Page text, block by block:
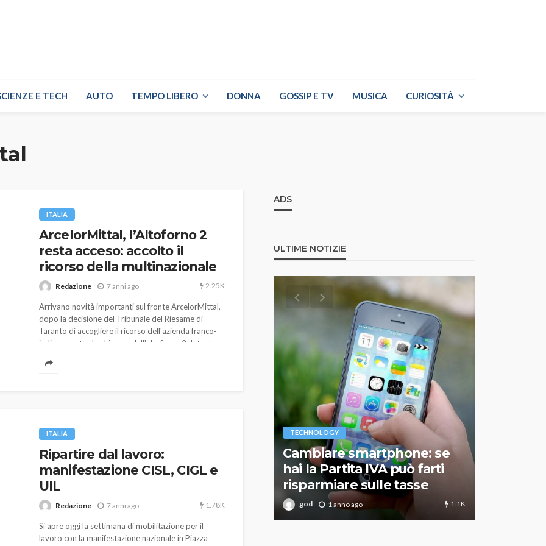
E TECH AUTO TEMPO LIBERO DONNA GOSSIP E TV MUSICA CURIOSITÀ
ITALIA
ArcelorMittal, l’Altoforno 2
resta acceso: accolto il
ricorso della multinazionale
Redazione 7 anni ago 2.25K
Arrivano novità importanti sul fronte ArcelorMittal,
dopo la decisione del Tribunale del Riesame di
Taranto di accogliere il ricorso dell'azienda franco-
indiana contro lo chiusura dell'altoforno 2. Intanto
tempo stesso il rientro al lavoro di quasi 3.000
ITALIA
Ripartire dal lavoro:
manifestazione CISL, CIGL e
UIL
Redazione 7 anni ago 1.78K
Si apre oggi la settimana di mobilitazione per il
lavoro con la manifestazione nazionale in Piazza
ADS
ULTIME NOTIZIE
786
passione per
l’automobilismo
god 9 mesi ago
TECHNOLOGY
Cambiare smartphone: se
hai la Partita IVA può farti
risparmiare sulle tasse
god 1 anno ago 1.1K